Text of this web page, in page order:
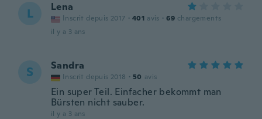
L Lena
Inscrit depuis 2017 · 401 avis · 69 chargements
il y a 3 ans
S Sandra
Inscrit depuis 2018 · 50 avis
Ein super Teil. Einfacher bekommt man
Bürsten nicht sauber.
il y a 3 ans